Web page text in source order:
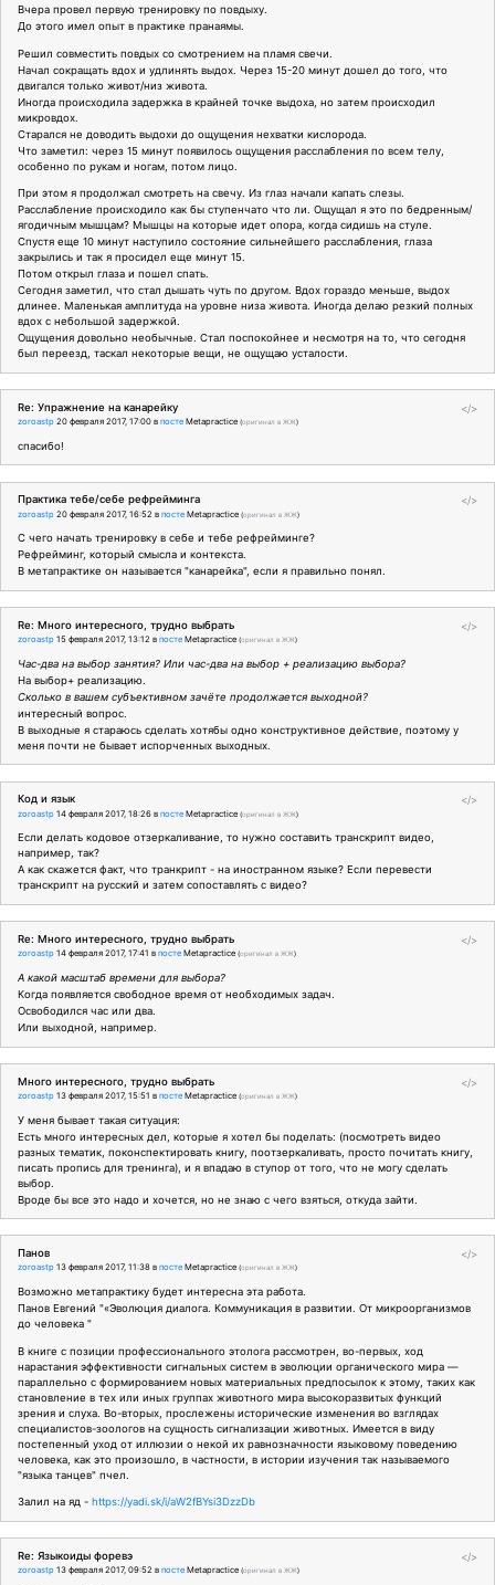
Вчера провел первую тренировку по повдыху.
До этого имел опыт в практике пранаямы.
Решил совместить повдых со смотрением на пламя свечи.
Начал сокращать вдох и удлинять выдох. Через 15-20 минут дошел до того, что
двигался только живот/низ живота.
Иногда происходила задержка в крайней точке выдоха, но затем происходил
микровдох.
Старался не доводить выдохи до ощущения нехватки кислорода.
Что заметил: через 15 минут появилось ощущения расслабления по всем телу,
особенно по рукам и ногам, потом лицо.
При этом я продолжал смотреть на свечу. Из глаз начали капать слезы.
Расслабление происходило как бы ступенчато что ли. Ощущал я это по бедренным/
ягодичным мышцам? Мышцы на которые идет опора, когда сидишь на стуле.
Спустя еще 10 минут наступило состояние сильнейшего расслабления, глаза
закрылись и так я просидел еще минут 15.
Потом открыл глаза и пошел спать.
Сегодня заметил, что стал дышать чуть по другом. Вдох гораздо меньше, выдох
длинее. Маленькая амплитуда на уровне низа живота. Иногда делаю резкий полных
вдох с небольшой задержкой.
Ощущения довольно необычные. Стал поспокойнее и несмотря на то, что сегодня
был переезд, таскал некоторые вещи, не ощущаю усталости.
</>
Re: Упражнение на канарейку
zoroastp 20 февраля 2017, 17:00 в посте Metapractice (оригинал в ЖЖ)
спасибо!
</>
Практика тебе/себе рефрейминга
zoroastp 20 февраля 2017, 16:52 в посте Metapractice (оригинал в ЖЖ)
С чего начать тренировку в себе и тебе рефрейминге?
Рефрейминг, который смысла и контекста.
В метапрактике он называется "канарейка", если я правильно понял.
</>
Re: Много интересного, трудно выбрать
zoroastp 15 февраля 2017, 13:12 в посте Metapractice (оригинал в ЖЖ)
Час-два на выбор занятия? Или час-два на выбор + реализацию выбора?
На выбор+ реализацию.
Сколько в вашем субъективном зачёте продолжается выходной?
интересный вопрос.
В выходные я стараюсь сделать хотябы одно конструктивное действие, поэтому у
меня почти не бывает испорченных выходных.
</>
Код и язык
zoroastp 14 февраля 2017, 18:26 в посте Metapractice (оригинал в ЖЖ)
Если делать кодовое отзеркаливание, то нужно составить транскрипт видео,
например, так?
А как скажется факт, что транкрипт - на иностранном языке? Если перевести
транскрипт на русский и затем сопоставлять с видео?
</>
Re: Много интересного, трудно выбрать
zoroastp 14 февраля 2017, 17:41 в посте Metapractice (оригинал в ЖЖ)
А какой масштаб времени для выбора?
Когда появляется свободное время от необходимых задач.
Освободился час или два.
Или выходной, например.
</>
Много интересного, трудно выбрать
zoroastp 13 февраля 2017, 15:51 в посте Metapractice (оригинал в ЖЖ)
У меня бывает такая ситуация:
Есть много интересных дел, которые я хотел бы поделать: (посмотреть видео
разных тематик, поконспектировать книгу, поотзеркаливать, просто почитать книгу,
писать пропись для тренинга), и я впадаю в ступор от того, что не могу сделать
выбор.
Вроде бы все это надо и хочется, но не знаю с чего взяться, откуда зайти.
</>
Панов
zoroastp 13 февраля 2017, 11:38 в посте Metapractice (оригинал в ЖЖ)
Возможно метапрактику будет интересна эта работа.
Панов Евгений "«Эволюция диалога. Коммуникация в развитии. От микроорганизмов
до человека "
В книге с позиции профессионального этолога рассмотрен, во-первых, ход
нарастания эффективности сигнальных систем в эволюции органического мира —
параллельно с формированием новых материальных предпосылок к этому, таких как
становление в тех или иных группах животного мира высокоразвитых функций
зрения и слуха. Во-вторых, прослежены исторические изменения во взглядах
специалистов-зоологов на сущность сигнализации животных. Имеется в виду
постепенный уход от иллюзии о некой их равнозначности языковому поведению
человека, как это произошло, в частности, в истории изучения так называемого
"языка танцев" пчел.
Залил на яд - https://yadi.sk/i/aW2fBYsi3DzzDb
</>
Re: Языкоиды форевэ
zoroastp 13 февраля 2017, 09:52 в посте Metapractice (оригинал в ЖЖ)